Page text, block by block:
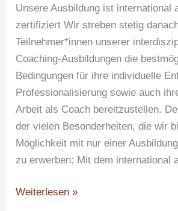
Unsere Ausbildung ist international
zertifiziert Wir streben stetig
Teilnehmer*innen unserer
Coaching-Ausbildungen die
Bedingungen für ihre individuelle
Professionalisierung sowie auch
Arbeit als Coach bereitzustellen.
der vielen Besonderheiten, die wir
Möglichkeit mit nur einer
zu erwerben: Mit dem international
Weiterlesen »